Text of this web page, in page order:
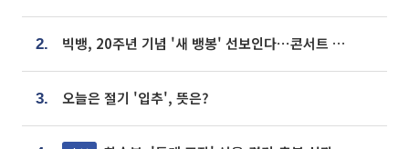
2. 빅뱅, 20주년 기념 '새 뱅봉' 선보인다⋯콘서트 앞두고 팝업 개최
3. 오늘은 절기 '입추', 뜻은?